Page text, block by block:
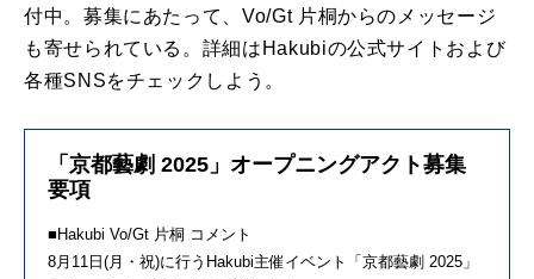
付中。募集にあたって、Vo/Gt 片桐からのメッセージ
も寄せられている。詳細はHakubiの公式サイトおよび
各種SNSをチェックしよう。
「京都藝劇 2025」オープニングアクト募集
要項
■Hakubi Vo/Gt 片桐 コメント
8月11日(月・祝)に行うHakubi主催イベント「京都藝劇 2025」